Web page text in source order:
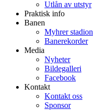
Utlån av utstyr
Praktisk info
Banen
Myhrer stadion
Banerekorder
Media
Nyheter
Bildegalleri
Facebook
Kontakt
Kontakt oss
Sponsor